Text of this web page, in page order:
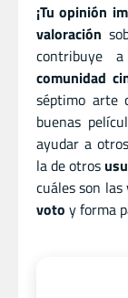
¡Tu opinión
valoración
contribuye
comunidad
séptimo arte
buenas
ayudar a
la de otros
cuáles son
voto y forma